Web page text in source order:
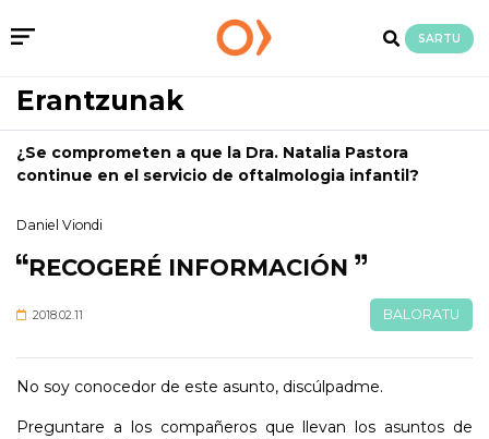
SARTU
Erantzunak
¿Se comprometen a que la Dra. Natalia Pastora
continue en el servicio de oftalmologia infantil?
Daniel Viondi
RECOGERÉ INFORMACIÓN
2018.02.11 BALORATU
No soy conocedor de este asunto, discúlpadme.
Preguntare a los compañeros que llevan los asuntos de